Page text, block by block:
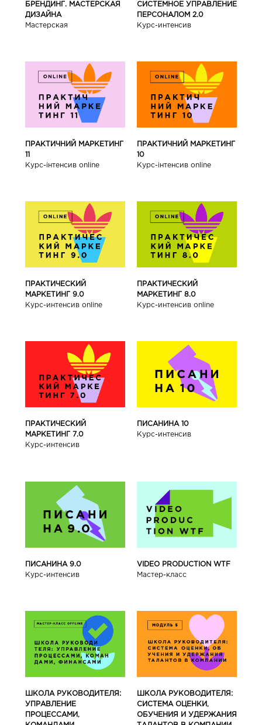
БРЕНДИНГ. МАСТЕРСКАЯ
ДИЗАЙНА
Мастерская
СИСТЕМНОЕ УПРАВЛЕНИЕ
ПЕРСОНАЛОМ 2.0
Курс-интенсив
ПРАКТИЧНИЙ МАРКЕТИНГ
11
Курс-інтенсив online
ПРАКТИЧНИЙ МАРКЕТИНГ
10
Курс-інтенсив online
ПРАКТИЧЕСКИЙ
МАРКЕТИНГ 9.0
Курс-интенсив online
ПРАКТИЧЕСКИЙ
МАРКЕТИНГ 8.0
Курс-интенсив online
ПРАКТИЧЕСКИЙ
МАРКЕТИНГ 7.0
Курс-интенсив
ПИСАНИНА 10
Курс-интенсив
ПИСАНИНА 9.0
Курс-интенсив
VIDEO PRODUCTION WTF
Мастер-класс
ШКОЛА РУКОВОДИТЕЛЯ:
УПРАВЛЕНИЕ
ПРОЦЕССАМИ,
ШКОЛА РУКОВОДИТЕЛЯ:
СИСТЕМА ОЦЕНКИ,
ОБУЧЕНИЯ И УДЕРЖАНИЯ